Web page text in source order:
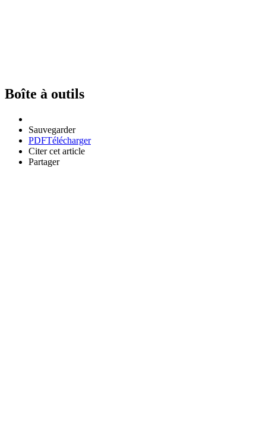
Boîte à outils
Sauvegarder
PDFTélécharger
Citer cet article
Partager